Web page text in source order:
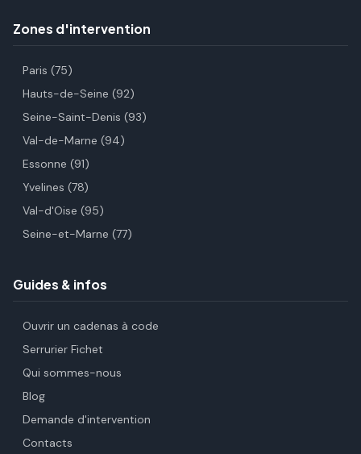
Zones d'intervention
Paris (75)
Hauts-de-Seine (92)
Seine-Saint-Denis (93)
Val-de-Marne (94)
Essonne (91)
Yvelines (78)
Val-d'Oise (95)
Seine-et-Marne (77)
Guides & infos
Ouvrir un cadenas à code
Serrurier Fichet
Qui sommes-nous
Blog
Demande d'intervention
Contacts